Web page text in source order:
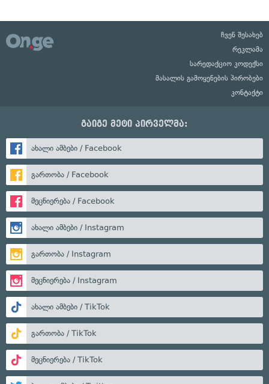
ჩვენ შესახებ
რეკლამა
სარედაქციო კოდექსი
მასალის გამოყენების პირობები
კონტაქტი
გაიგე მეტი პირველმა:
ახალი ამბები / Facebook
გართობა / Facebook
მეცნიერება / Facebook
ახალი ამბები / Instagram
გართობა / Instagram
მეცნიერება / Instagram
ახალი ამბები / TikTok
გართობა / TikTok
მეცნიერება / TikTok